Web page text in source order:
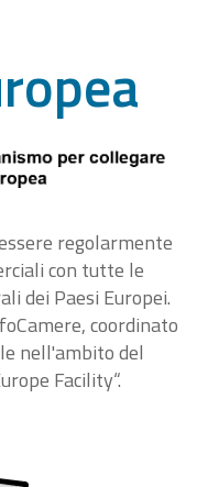
regolarmente
con tutte le
dei Paesi Europei.
coordinato
nell'ambito del
Facility“.